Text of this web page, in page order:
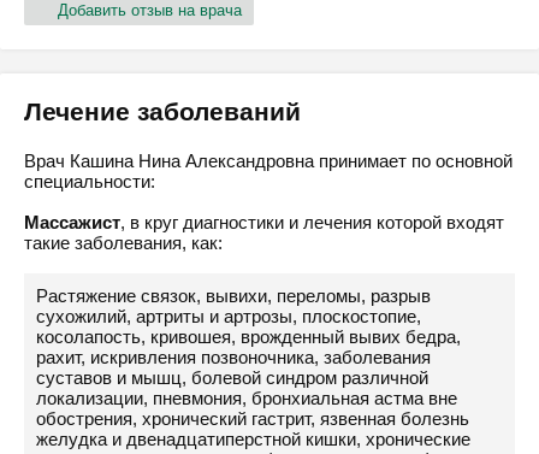
Добавить отзыв на врача
Лечение заболеваний
Врач Кашина Нина Александровна принимает по основной
специальности:
Массажист, в круг диагностики и лечения которой входят
такие заболевания, как:
Растяжение связок, вывихи, переломы, разрыв
сухожилий, артриты и артрозы, плоскостопие,
косолапость, кривошея, врожденный вывих бедра,
рахит, искривления позвоночника, заболевания
суставов и мышц, болевой синдром различной
локализации, пневмония, бронхиальная астма вне
обострения, хронический гастрит, язвенная болезнь
желудка и двенадцатиперстной кишки, хронические